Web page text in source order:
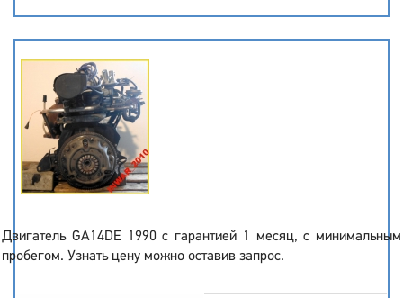
Двигатель GA14DE 1990 с гарантией 1 месяц, с минимальным
пробегом. Узнать цену можно оставив запрос.